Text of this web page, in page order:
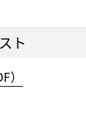
ト